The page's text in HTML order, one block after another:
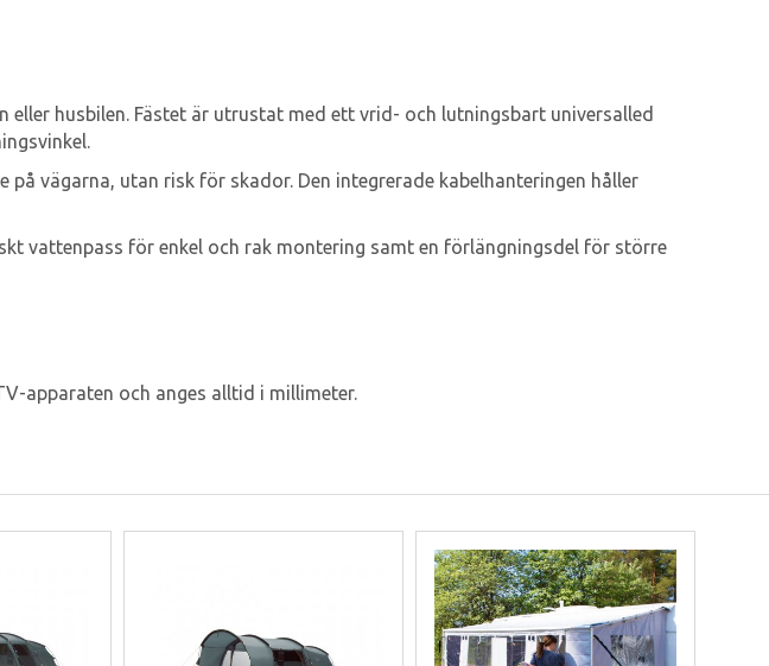
husbilen. Fästet är utrustat med ett vrid- och lutningsbart universalled
vägarna, utan risk för skador. Den integrerade kabelhanteringen håller
vattenpass för enkel och rak montering samt en förlängningsdel för större
apparaten och anges alltid i millimeter.